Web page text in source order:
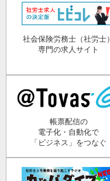
社会保険労務士（社労士）
専門の求人サイト
帳票配信の
電子化・自動化で
「ビジネス」をつなぐ